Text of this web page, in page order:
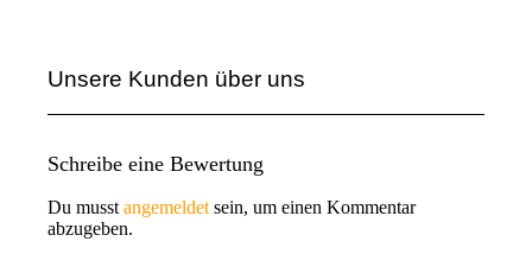
Unsere Kunden über uns
Schreibe eine Bewertung
Du musst angemeldet sein, um einen Kommentar
abzugeben.